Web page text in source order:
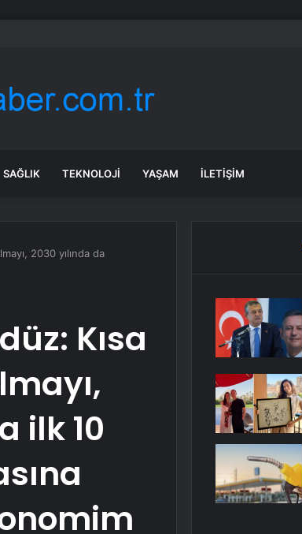
SAĞLIK TEKNOLOJI YAŞAM İLETIŞIM
2030 yılında da
Kısa
ilk 10